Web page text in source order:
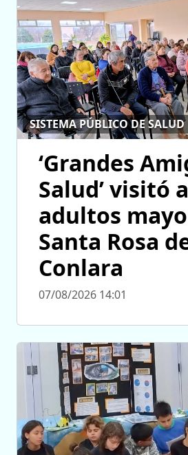
SISTEMA PÚBLICO DE SALUD
‘Grandes
Salud’ visitó a
adultos
Santa Rosa
Conlara
07/08/2026 14:01